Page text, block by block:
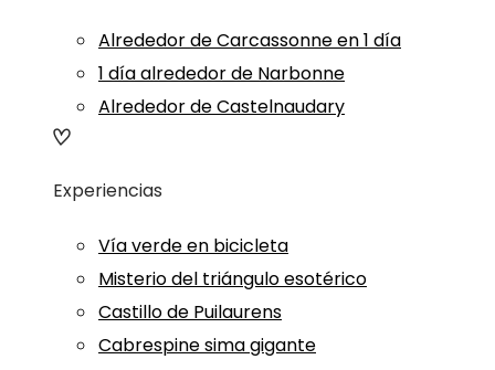
Alrededor de Carcassonne en 1 día
1 día alrededor de Narbonne
Alrededor de Castelnaudary
Experiencias
Vía verde en bicicleta
Misterio del triángulo esotérico
Castillo de Puilaurens
Cabrespine sima gigante